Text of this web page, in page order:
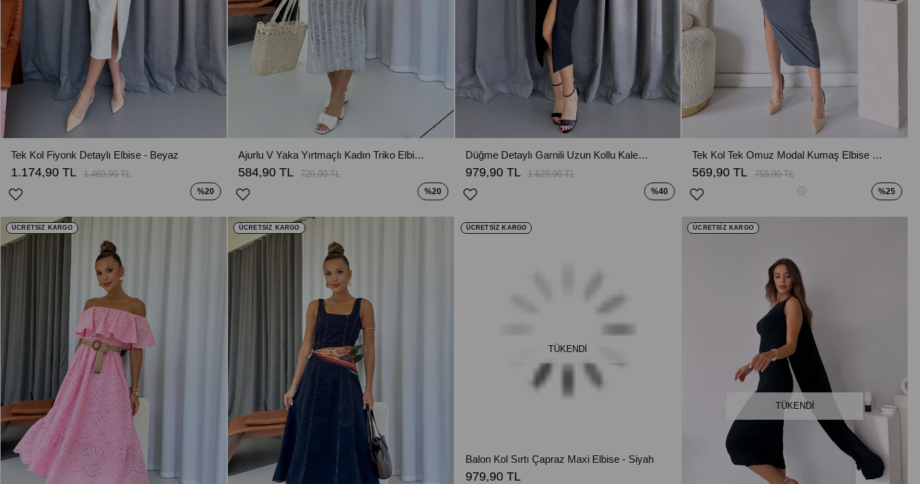
Tek Kol Fiyonk Detaylı Elbise - Beyaz
1.174,90 TL 1.469,90 TL
%20
Ajurlu V Yaka Yırtmaçlı Kadın Triko Elbise - Gri
584,90 TL 729,90 TL
%20
Düğme Detaylı Garnili Uzun Kollu Kalem Elbise - Siyah
979,90 TL 1.629,90 TL
%40
Tek Kol Tek Omuz Modal Kumaş Elbise - Gri
569,90 TL 759,90 TL
%25
ÜCRETSİZ KARGO ÜCRETSİZ KARGO
TÜKENDI
ÜCRETSİZ KARGO
Balon Kol Sırtı Çapraz Maxi Elbise - Siyah
979,90 TL
TÜKENDI
ÜCRETSİZ KARGO